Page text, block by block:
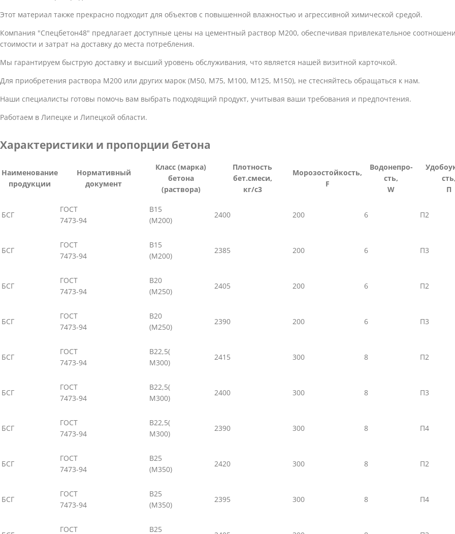
Этот материал также прекрасно подходит для объектов с повышенной влажностью и агрессивной химической средой.
Компания "Спецбетон48" предлагает доступные цены на цементный раствор М200, обеспечивая привлекательное
стоимости и затрат на доставку до места потребления.
Мы гарантируем быструю доставку и высший уровень обслуживания, что является нашей визитной карточкой.
Для приобретения раствора М200 или других марок (М50, М75, М100, М125, М150), не стесняйтесь обращаться к нам.
Наши специалисты готовы помочь вам выбрать подходящий продукт, учитывая ваши требования и предпочтения.
Работаем в Липецке и Липецкой области.
Характеристики и пропорции бетона
Наименование
продукции
Нормативный
документ
Класс (марка)
бетона
(раствора)
Плотность
бет.смеси,
кг/с3
Морозостойкость,
F
Водонепро-
сть,
W
сть,
П
БСГ
ГОСТ
7473-94
В15
(М200)
2400 200 6 П2
БСГ
ГОСТ
7473-94
В15
(М200)
2385 200 6 П3
БСГ
ГОСТ
7473-94
В20
(М250)
2405 200 6 П2
БСГ
ГОСТ
7473-94
В20
(М250)
2390 200 6 П3
БСГ
ГОСТ
7473-94
В22,5(
М300)
2415 300 8 П2
БСГ
ГОСТ
7473-94
В22,5(
М300)
2400 300 8 П3
БСГ
ГОСТ
7473-94
В22,5(
М300)
2390 300 8 П4
БСГ
ГОСТ
7473-94
В25
(М350)
2420 300 8 П2
БСГ
ГОСТ
7473-94
В25
(М350)
2395 300 8 П4
ГОСТ В25